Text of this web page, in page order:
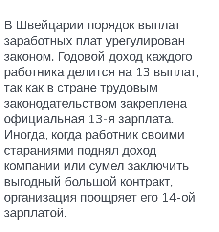
В Швейцарии порядок выплат
заработных плат урегулирован
законом. Годовой доход каждого
работника делится на 13 выплат,
так как в стране трудовым
законодательством закреплена
официальная 13-я зарплата.
Иногда, когда работник своими
стараниями поднял доход
компании или сумел заключить
выгодный большой контракт,
организация поощряет его 14-ой
зарплатой.